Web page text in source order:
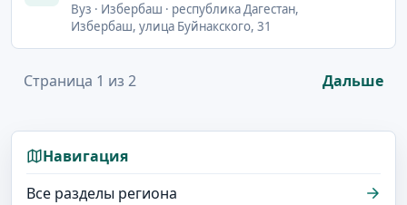
Вуз · Избербаш · республика Дагестан,
Избербаш, улица Буйнакского, 31
Страница 1 из 2 Дальше
Навигация
Все разделы региона